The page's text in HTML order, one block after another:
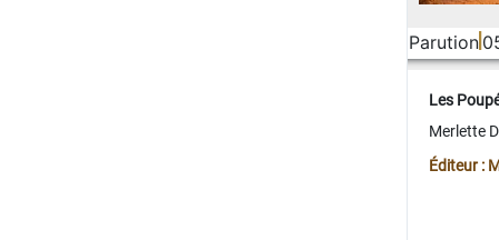
Parution
Les
Merlette
Éditeur :